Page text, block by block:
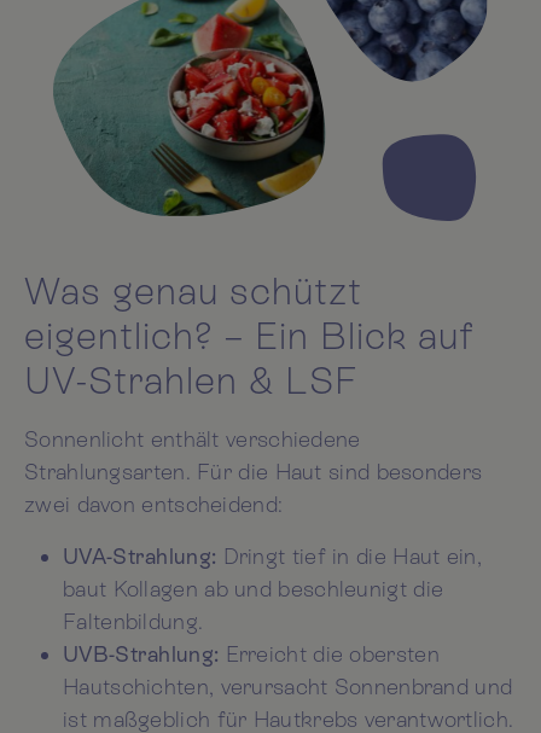
Was genau schützt
eigentlich? – Ein Blick auf
UV-Strahlen & LSF
Sonnenlicht enthält verschiedene
Strahlungsarten. Für die Haut sind besonders
zwei davon entscheidend:
UVA-Strahlung: Dringt tief in die Haut ein,
baut Kollagen ab und beschleunigt die
Faltenbildung.
UVB-Strahlung: Erreicht die obersten
Hautschichten, verursacht Sonnenbrand und
ist maßgeblich für Hautkrebs verantwortlich.